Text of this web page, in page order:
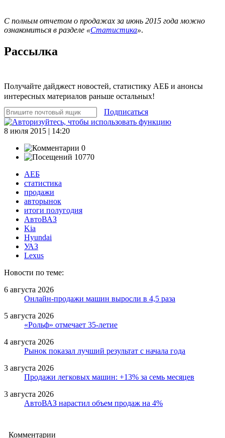
С полным отчетом о продажах за июнь 2015 года можно
ознакомиться в разделе «Статистика».
Рассылка
Получайте дайджест новостей, статистику АЕБ и анонсы
интересных материалов раньше остальных!
Подписаться
8 июля 2015 | 14:20
0
10770
АЕБ
статистика
продажи
авторынок
итоги полугодия
АвтоВАЗ
Kia
Hyundai
УАЗ
Lexus
Новости по теме:
6 августа 2026
Онлайн-продажи машин выросли в 4,5 раза
5 августа 2026
«Рольф» отмечает 35-летие
4 августа 2026
Рынок показал лучший результат с начала года
3 августа 2026
Продажи легковых машин: +13% за семь месяцев
3 августа 2026
АвтоВАЗ нарастил объем продаж на 4%
Комментарии